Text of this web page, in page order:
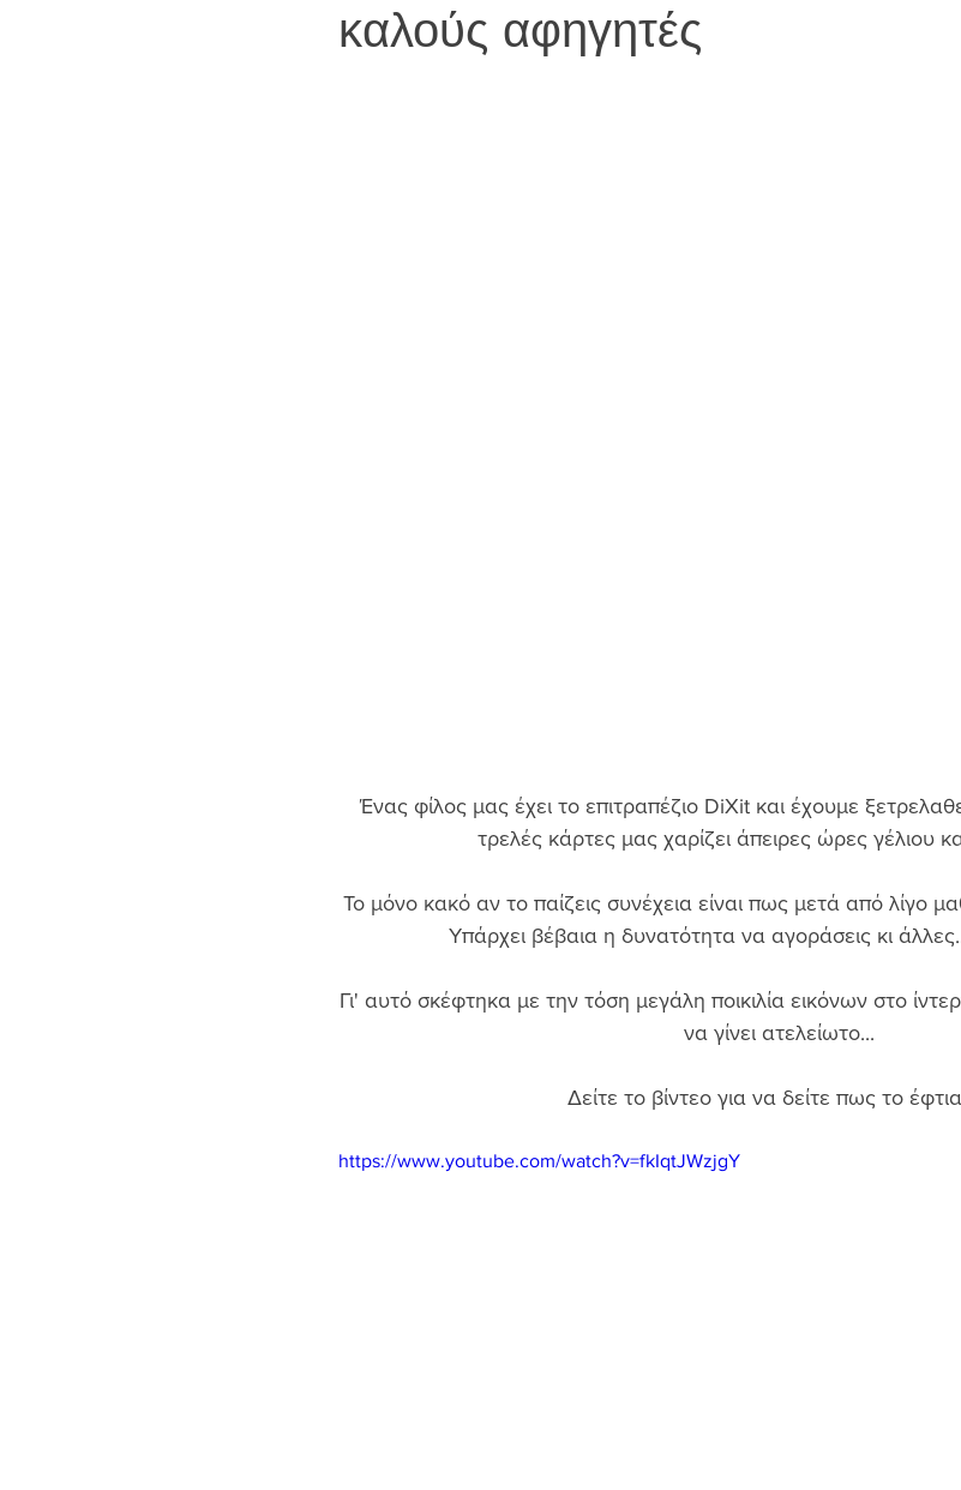
καλούς αφηγητές
Ένας φίλος μας έχει το επιτραπέζιο DiXit και έχουμε
τρελές κάρτες μας χαρίζει άπειρες ώρες γέλιου
Το μόνο κακό αν το παίζεις συνέχεια είναι πως μετά από λίγο
Υπάρχει βέβαια η δυνατότητα να αγοράσεις κι
Γι' αυτό σκέφτηκα με την τόση μεγάλη ποικιλία εικόνων στο
να γίνει ατελείωτο...
Δείτε το βίντεο για να δείτε πως το
https://www.youtube.com/watch?v=fkIqtJWzjgY